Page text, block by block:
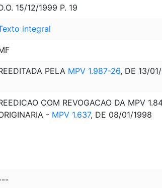
15/12/1999 P. 19
integral
PELA MPV 1.987-26, DE 13/
COM REVOGACAO DA MPV
- MPV 1.637, DE 08/01/1998